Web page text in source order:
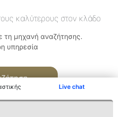
Live chat
καλύτερους στον κλάδο
τη μηχανή αναζήτησης.
υπηρεσία